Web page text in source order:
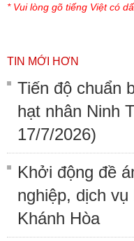
* Vui lòng gõ tiếng Việt có
TIN MỚI HƠN
Tiến độ chuẩn
hạt nhân Ninh
17/7/2026)
Khởi động đề
nghiệp, dịch
Khánh Hòa